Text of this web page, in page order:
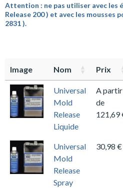
Attention : ne pas utiliser avec les
Release 200 ) et avec les mousses
2831 ).
Image Nom Prix
Universal
Mold
Release
Liquide
A partir
de
121,69
Universal
Mold
Release
Spray
30,98 €